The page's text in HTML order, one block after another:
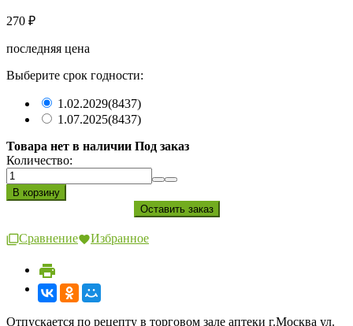
270 ₽
последняя цена
Выберите срок годности:
1.02.2029(8437)
1.07.2025(8437)
Товара нет в наличии Под заказ
Количество:
Сравнение Избранное
Отпускается по рецепту в торговом зале аптеки г.Москва ул.